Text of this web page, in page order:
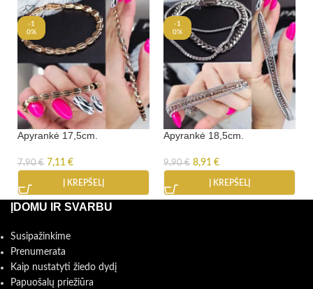
-1
0%
Apyrankė 17,5cm.
7,90€ 7,11 €
Į KREPŠELĮ
-1
0%
Apyrankė 18,5cm.
9,90€ 8,91 €
Į KREPŠELĮ
ĮDOMU IR SVARBU
Susipažinkime
Prenumerata
Kaip nustatyti žiedo dydį
Papuošalų priežiūra